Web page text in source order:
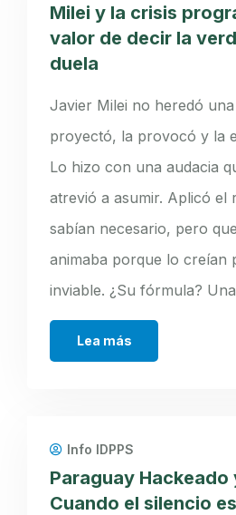
Milei y la crisis
valor de decir la
duela
Javier Milei no heredó
proyectó, la provocó y la
Lo hizo con una audacia
atrevió a asumir. Aplicó el
sabían necesario, pero
animaba porque lo creían
inviable. ¿Su fórmula?
Lea más
Info IDPPS
Paraguay Hackeado
Cuando el silencio